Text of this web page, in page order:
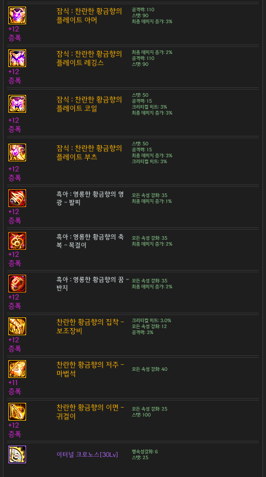
잠식 : 찬란한 황금향의
플레이트 아머
공격력: 110
스탯: 90
최종 데미지 증가: 3%
+12
증폭
잠식 : 찬란한 황금향의
플레이트 레깅스
최종 데미지 증가: 2%
공격력: 110
스탯: 90
+12
증폭
잠식 : 찬란한 황금향의
플레이트 코일
스탯: 50
공격력: 15
크리티컬 히트: 3%
최종 데미지 증가: 3%
+12
증폭
잠식 : 찬란한 황금향의
플레이트 부츠
스탯: 50
공격력: 15
최종 데미지 증가: 3%
크리티컬 히트: 3%
+12
증폭
흑아 : 영롱한 황금향의 영
광 - 팔찌
모든 속성 강화: 35
최종 데미지 증가: 1%
+12
증폭
흑아 : 영롱한 황금향의 축
복 - 목걸이
모든 속성 강화: 35
최종 데미지 증가: 2%
+12
증폭
흑아 : 영롱한 황금향의 꿈 -
반지
모든 속성 강화: 35
최종 데미지 증가: 2%
+12
증폭
찬란한 황금향의 집착 -
보조장비
크리티컬 히트: 3.0%
모든 속성 강화: 12
공격력: 3%
+12
증폭
찬란한 황금향의 저주 -
마법석
모든 속성 강화: 40
+11
증폭
찬란한 황금향의 이면 -
귀걸이
모든 속성 강화: 25
스탯: 100
+12
증폭
이터널 크로노스[30Lv]
명속성강화: 6
스탯: 25